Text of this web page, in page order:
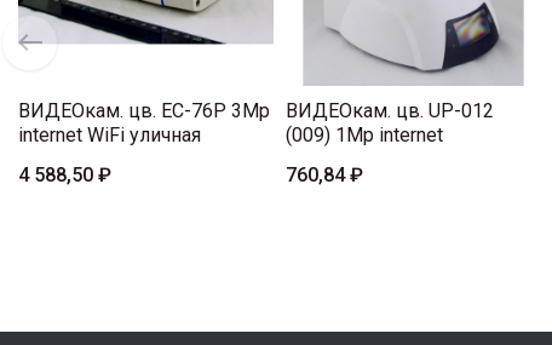
ВИДЕОкам. цв. EC-76P 3Mp
internet WiFi уличная
4 588,50 ₽
ВИДЕОкам. цв. UP-012
(009) 1Mp internet
760,84 ₽